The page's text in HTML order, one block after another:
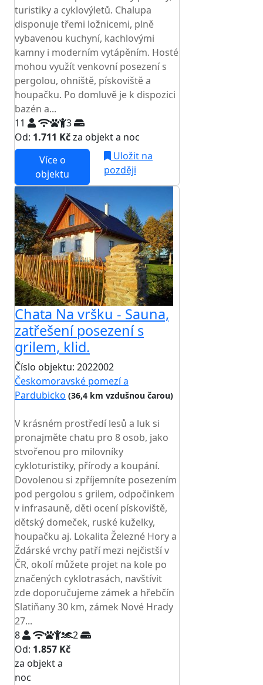
turistiky a cyklovýletů. Chalupa
disponuje třemi ložnicemi, plně
vybavenou kuchyní, kachlovými
kamny i moderním vytápěním. Hosté
mohou využít venkovní posezení s
pergolou, ohniště, pískoviště a
houpačku. Po domluvě je k dispozici
bazén a...
11
3
Od: 1.711 Kčza objekt a noc
Více o
objektu
Uložit na
později
Chata Na vršku - Sauna,
zatřešení posezení s
grilem, klid.
Číslo objektu: 2022002
Českomoravské pomezí a
Pardubicko (36,4 km vzdušnou čarou)
V krásném prostředí lesů a luk si
pronajměte chatu pro 8 osob, jako
stvořenou pro milovníky
cykloturistiky, přírody a koupání.
Dovolenou si zpříjemníte posezením
pod pergolou s grilem, odpočinkem
v infrasauně, děti ocení pískoviště,
dětský domeček, ruské kuželky,
houpačku aj. Lokalita Železné Hory a
Ždárské vrchy patří mezi nejčistší v
ČR, okolí můžete projet na kole po
značených cyklotrasách, navštívit
zde doporučujeme zámek a hřebčín
Slatiňany 30 km, zámek Nové Hrady
27...
8
2
Od: 1.857 Kč
za objekt a
noc